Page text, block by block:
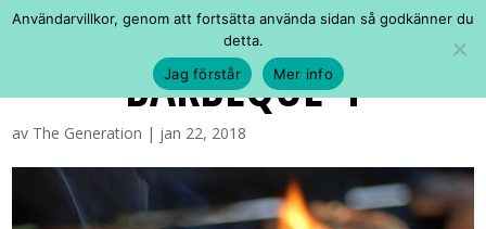
BARBEQUE-1
av The Generation | jan 22, 2018
Användarvillkor, genom att fortsätta använda sidan så godkänner du
detta.
Jag förstår
Mer info